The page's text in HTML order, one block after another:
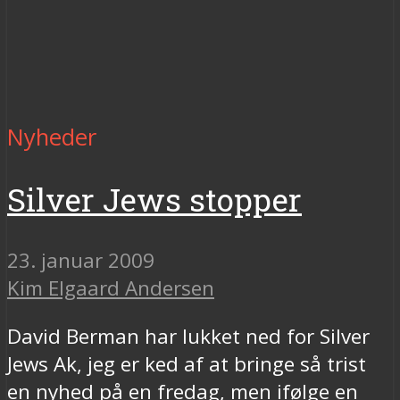
Nyheder
Silver Jews stopper
23. januar 2009
Kim Elgaard Andersen
David Berman har lukket ned for Silver
Jews Ak, jeg er ked af at bringe så trist
en nyhed på en fredag, men ifølge en